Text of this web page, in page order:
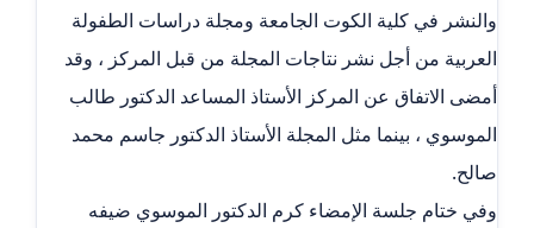
والنشر في كلية الكوت الجامعة ومجلة دراسات الطفولة
العربية من أجل نشر نتاجات المجلة من قبل المركز ، وقد
أمضى الاتفاق عن المركز الأستاذ المساعد الدكتور طالب
الموسوي ، بينما مثل المجلة الأستاذ الدكتور جاسم محمد
صالح.
وفي ختام جلسة الإمضاء كرم الدكتور الموسوي ضيفه